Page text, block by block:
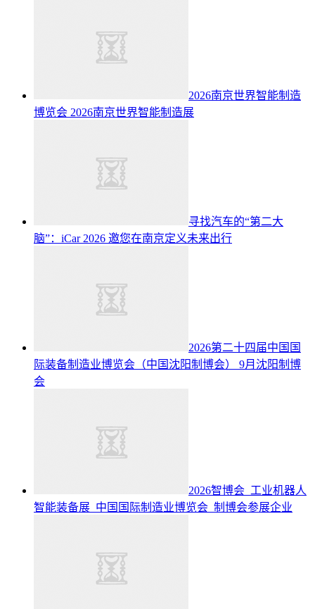
2026南京世界智能制造
博览会 2026南京世界智能制造展
寻找汽车的“第二大
脑”：iCar 2026 邀您在南京定义未来出行
2026第二十四届中国国
际装备制造业博览会（中国沈阳制博会） 9月沈阳制博
会
2026智博会_工业机器人
智能装备展_中国国际制造业博览会_制博会参展企业